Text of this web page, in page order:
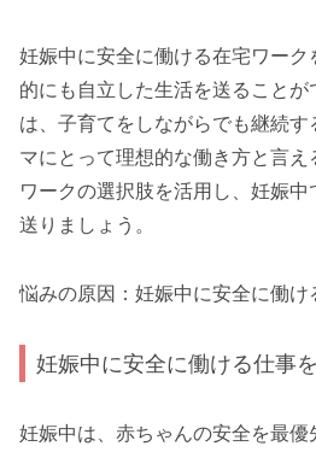
妊娠中に安全に働ける在宅ワー
的にも自立した生活を送ること
は、子育てをしながらでも継続
マにとって理想的な働き方と言
ワークの選択肢を活用し、妊娠
送りましょう。
悩みの原因：妊娠中に安全に働
妊娠中に安全に働ける仕事
妊娠中は、赤ちゃんの安全を最優